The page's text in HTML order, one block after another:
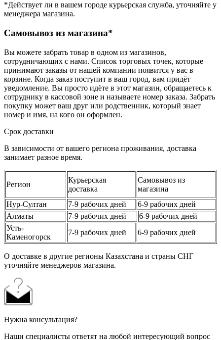
*Действует ли в вашем городе курьерская служба, уточняйте у
менеджера магазина.
Самовывоз из магазина*
Вы можете забрать товар в одном из магазинов,
сотрудничающих с нами. Список торговых точек, которые
принимают заказы от нашей компании появится у вас в
корзине. Когда заказ поступит в ваш город, вам придёт
уведомление. Вы просто идёте в этот магазин, обращаетесь к
сотруднику в кассовой зоне и называете номер заказа. Забрать
покупку может ваш друг или родственник, который знает
номер и имя, на кого он оформлен.
Срок доставки
В зависимости от вашего региона проживания, доставка
занимает разное время.
Регион
Курьерская
доставка
Самовывоз из
магазина
Нур-Султан
7-9 рабочих дней
6-9 рабочих дней
Алматы
7-9 рабочих дней
6-9 рабочих дней
Усть-
Каменогорск
7-9 рабочих дней 6-9 рабочих дней
О доставке в другие регионы Казахстана и страны СНГ
уточняйте менеджеров магазина.
Нужна консультация?
Наши специалисты ответят на любой интересующий вопрос